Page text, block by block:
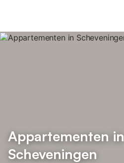
Appartementen in
Scheveningen